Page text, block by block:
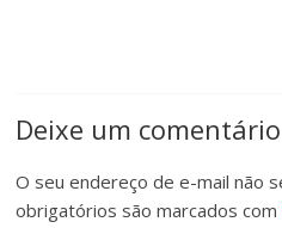
Deixe um comentário
O seu endereço de e-mail não
obrigatórios são marcados com